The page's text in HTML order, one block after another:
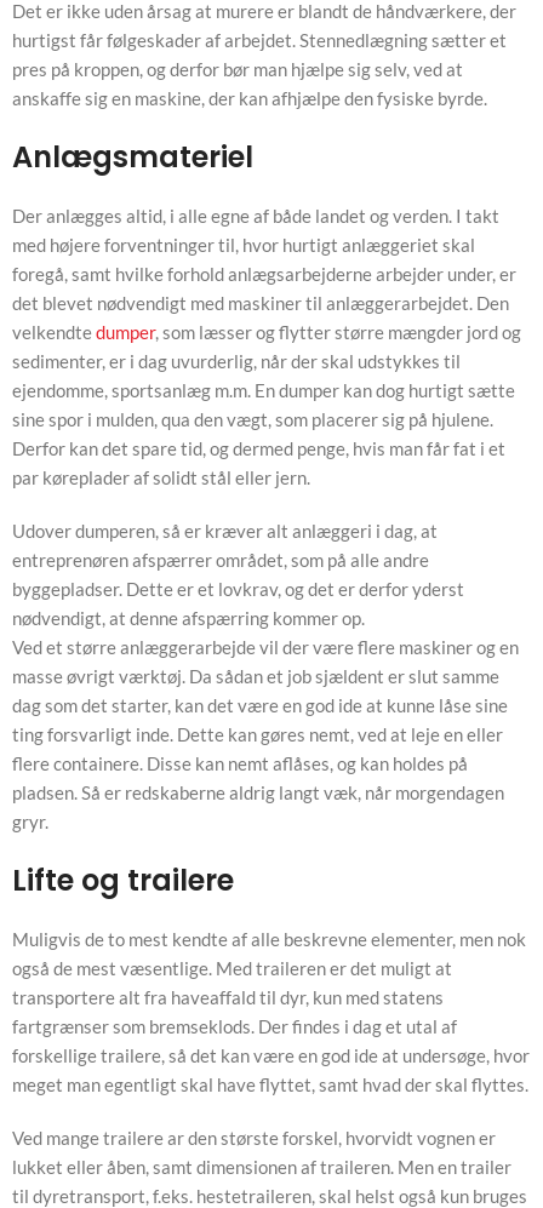
Det er ikke uden årsag at murere er blandt de håndværkere, der
hurtigst får følgeskader af arbejdet. Stennedlægning sætter et
pres på kroppen, og derfor bør man hjælpe sig selv, ved at
anskaffe sig en maskine, der kan afhjælpe den fysiske byrde.
Anlægsmateriel
Der anlægges altid, i alle egne af både landet og verden. I takt
med højere forventninger til, hvor hurtigt anlæggeriet skal
foregå, samt hvilke forhold anlægsarbejderne arbejder under, er
det blevet nødvendigt med maskiner til anlæggerarbejdet. Den
velkendtedumper, som læsser og flytter større mængder jord og
sedimenter, er i dag uvurderlig, når der skal udstykkes til
ejendomme, sportsanlæg m.m. En dumper kan dog hurtigt sætte
sine spor i mulden, qua den vægt, som placerer sig på hjulene.
Derfor kan det spare tid, og dermed penge, hvis man får fat i et
par køreplader af solidt stål eller jern.
Udover dumperen, så er kræver alt anlæggeri i dag, at
entreprenøren afspærrer området, som på alle andre
byggepladser. Dette er et lovkrav, og det er derfor yderst
nødvendigt, at denne afspærring kommer op.
Ved et større anlæggerarbejde vil der være flere maskiner og en
masse øvrigt værktøj. Da sådan et job sjældent er slut samme
dag som det starter, kan det være en god ide at kunne låse sine
ting forsvarligt inde. Dette kan gøres nemt, ved at leje en eller
flere containere. Disse kan nemt aflåses, og kan holdes på
pladsen. Så er redskaberne aldrig langt væk, når morgendagen
gryr.
Lifte og trailere
Muligvis de to mest kendte af alle beskrevne elementer, men nok
også de mest væsentlige. Med traileren er det muligt at
transportere alt fra haveaffald til dyr, kun med statens
fartgrænser som bremseklods. Der findes i dag et utal af
forskellige trailere, så det kan være en god ide at undersøge, hvor
meget man egentligt skal have flyttet, samt hvad der skal flyttes.
Ved mange trailere ar den største forskel, hvorvidt vognen er
lukket eller åben, samt dimensionen af traileren. Men en trailer
til dyretransport, f.eks. hestetraileren, skal helst også kun bruges